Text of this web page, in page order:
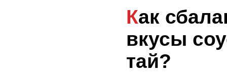
Как сбалансировать
вкусы
тай?